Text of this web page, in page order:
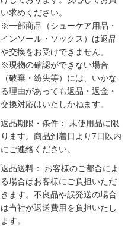
い求めください。
※一部商品（シューケア用品・
インソール・ソックス）は返品
や交換をお受けできません。
※現物の確認ができない場合
（破棄・紛失等）には、いかな
る理由があっても返品・返金・
交換対応はいたしかねます。
返品期限・条件： 未使用品に限
ります。商品到着日より7日以内
にご連絡ください。
返品送料： お客様のご都合によ
る場合はお客様にご負担いただ
きます。不良品や誤発送の場合
は当社が返送費用を負担いたし
ます。